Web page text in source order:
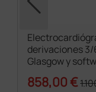
derivaciones
Glasgow y
858,00 €